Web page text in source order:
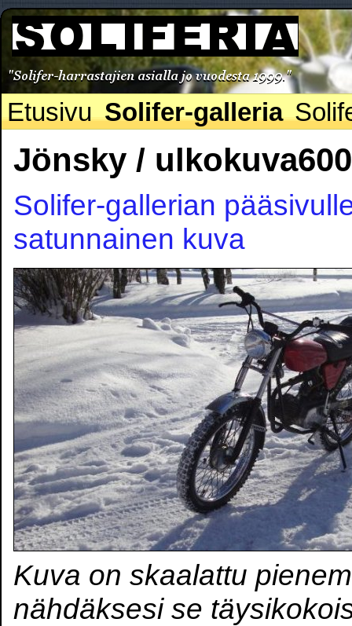
Etusivu Solifer-galleria
Jönsky /
Solifer-gallerian
satunnainen kuva
Kuva on skaalattu
nähdäksesi se